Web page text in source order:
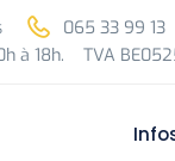
065 33 99 13
à 18h.
TVA